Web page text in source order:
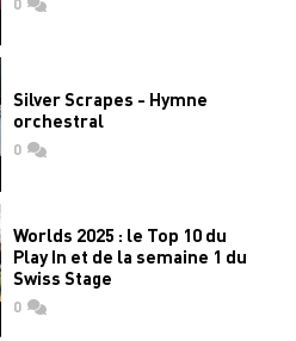
Silver Scrapes - Hymne
orchestral
0commentaires
Worlds 2025 : le Top 10 du
Play In et de la semaine 1 du
Swiss Stage
0commentaires